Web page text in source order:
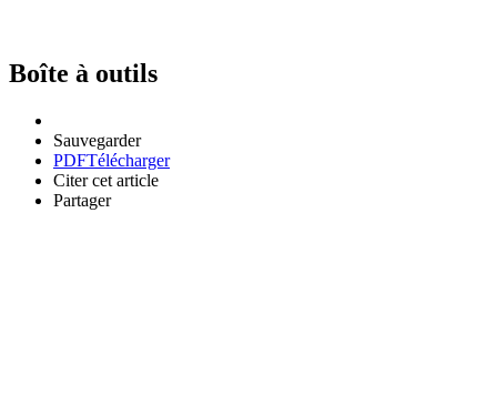
Boîte à outils
Sauvegarder
PDFTélécharger
Citer cet article
Partager